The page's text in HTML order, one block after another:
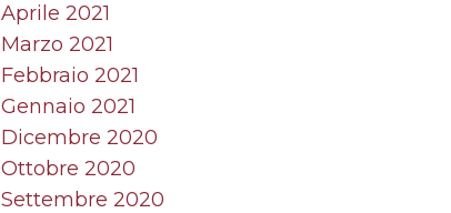
Aprile 2021
Marzo 2021
Febbraio 2021
Gennaio 2021
Dicembre 2020
Ottobre 2020
Settembre 2020